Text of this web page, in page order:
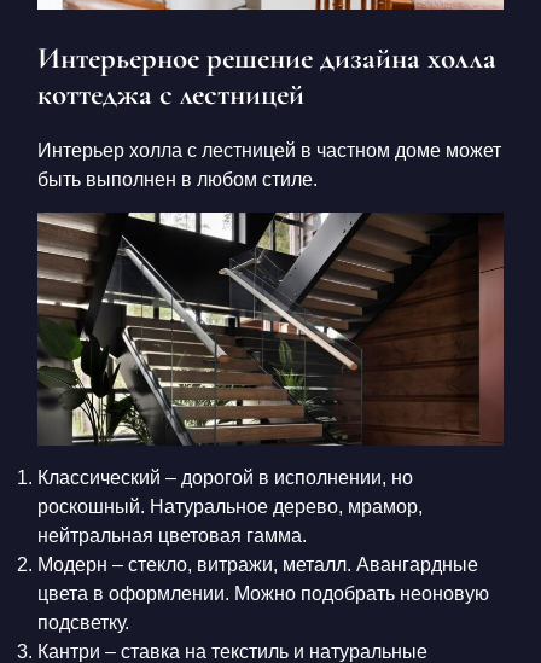
Интерьерное решение дизайна холла
коттеджа с лестницей
Интерьер холла с лестницей в частном доме может
быть выполнен в любом стиле.
Классический – дорогой в исполнении, но
роскошный. Натуральное дерево, мрамор,
нейтральная цветовая гамма.
Модерн – стекло, витражи, металл. Авангардные
цвета в оформлении. Можно подобрать неоновую
подсветку.
Кантри – ставка на текстиль и натуральные